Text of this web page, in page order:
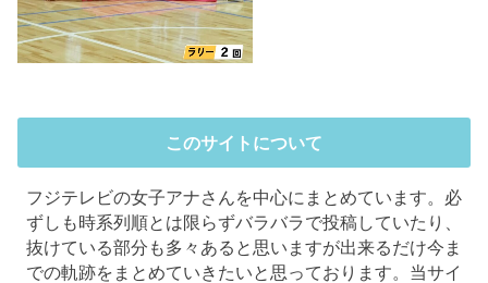
このサイトについて
フジテレビの女子アナさんを中心にまとめています。必
ずしも時系列順とは限らずバラバラで投稿していたり、
抜けている部分も多々あると思いますが出来るだけ今ま
での軌跡をまとめていきたいと思っております。当サイ